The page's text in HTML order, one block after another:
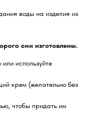
воды на изделия из
они изготовлены.
используйте
крем (желательно без
чтобы придать им